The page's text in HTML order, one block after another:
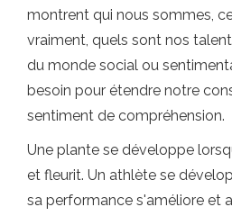
montrent qui nous sommes,
vraiment, quels sont nos
du monde social ou
besoin pour étendre notre
sentiment de compréhension.
Une plante se développe
et fleurit. Un athlète se
sa performance s'améliore et